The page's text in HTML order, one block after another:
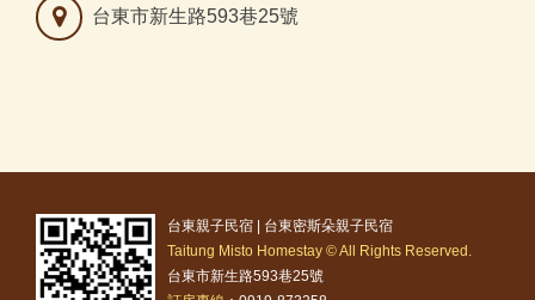
台東市新生路593巷25號
台東親子民宿 | 台東密斯朵親子民宿
Taitung Misto Homestay © All Rights Reserved.
台東市新生路593巷25號